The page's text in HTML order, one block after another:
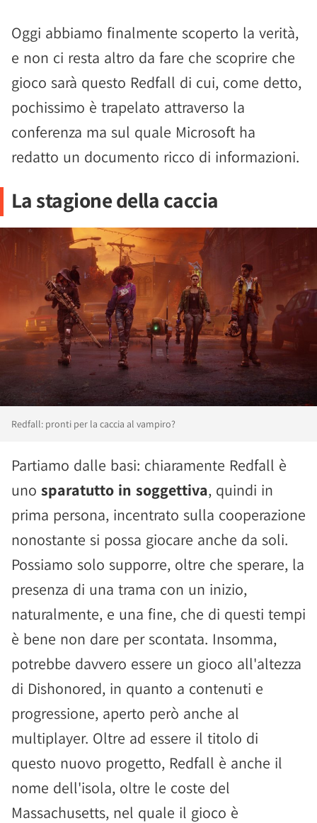
Oggi abbiamo finalmente scoperto la verità,
e non ci resta altro da fare che scoprire che
gioco sarà questo Redfall di cui, come detto,
pochissimo è trapelato attraverso la
conferenza ma sul quale Microsoft ha
redatto un documento ricco di informazioni.
La stagione della caccia
Redfall: pronti per la caccia al vampiro?
Partiamo dalle basi: chiaramente Redfall è
uno sparatutto in soggettiva, quindi in
prima persona, incentrato sulla cooperazione
nonostante si possa giocare anche da soli.
Possiamo solo supporre, oltre che sperare, la
presenza di una trama con un inizio,
naturalmente, e una fine, che di questi tempi
è bene non dare per scontata. Insomma,
potrebbe davvero essere un gioco all'altezza
di Dishonored, in quanto a contenuti e
progressione, aperto però anche al
multiplayer. Oltre ad essere il titolo di
questo nuovo progetto, Redfall è anche il
nome dell'isola, oltre le coste del
Massachusetts, nel quale il gioco è